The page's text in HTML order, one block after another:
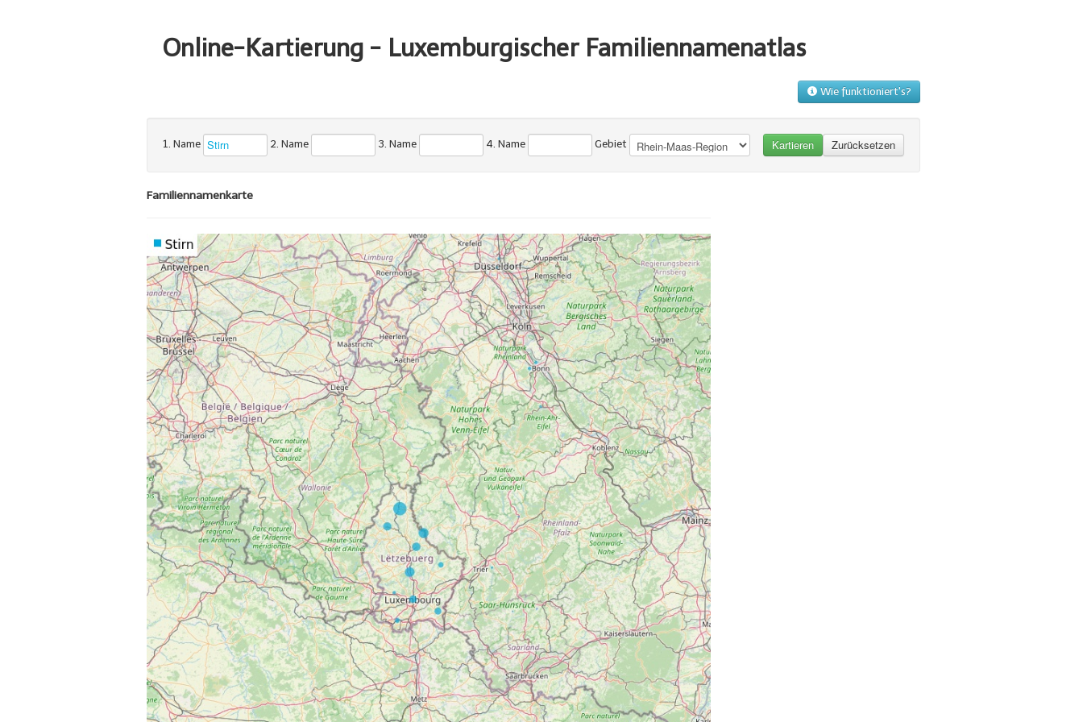
Online-Kartierung - Luxemburgischer Familiennamenatlas
Wie funktioniert's?
1. Name 2. Name 3. Name 4. Name Gebiet
Familiennamenkarte